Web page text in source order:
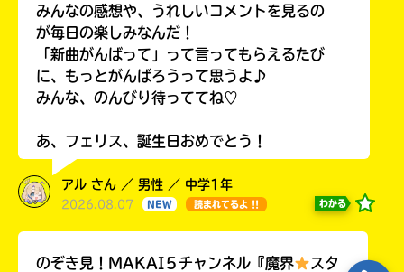
みんなの感想や、うれしいコメントを見るの
が毎日の楽しみなんだ！
「新曲がんばって」って言ってもらえるたび
に、もっとがんばろうって思うよ♪
みんな、のんびり待っててね♡
あ、フェリス、誕生日おめでとう！
アル さん ／ 男性 ／ 中学1年
2026.08.07 NEW 読まれてるよ !! わかる
のぞき見！MAKAI５チャンネル『魔界
スタ